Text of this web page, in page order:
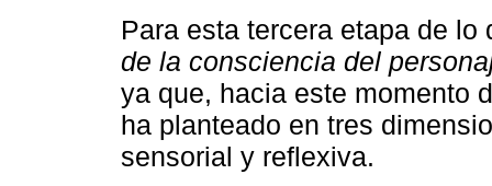
Para esta tercera etapa de
de la consciencia del
ya que, hacia este momento
ha planteado en tres
sensorial y reflexiva.